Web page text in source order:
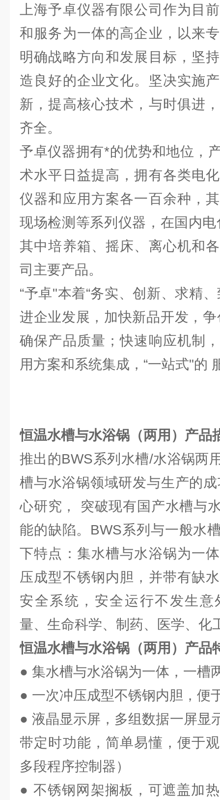
上海予卓仪器有限公司作为目
和服务为一体的高企业，以来
明确战略方向和发展目标，坚
造良好的企业文化。坚决实施
新，提高核心技术，与时俱进
齐全。
予卓仪器拥有*的优势和地位，
术水平日益提高，拥有各类电
仪器和应用方案各一百余种，
现场检测等系列仪器，在国内
其中培养箱、摇床、离心机和
司主要产品。
“予卓"本着“务实、创新、求精
进企业发展，加快新品开发，
确保产品质量；快速响应机制
用方案和系统集成，“一站式"的
恒温水槽与水浴锅（两用）产品
推出的BWS系列水槽/水浴锅两
槽与水浴锅领域研发与生产的
心研究， 突破现有国产水槽与
能的缺陷。BWS系列与一般水
下特点：集水槽与水浴锅为一
压成型不锈钢内胆，并带有缺
安全系统，安全运行不发生
量、生命科学、制药、医学、化
恒温水槽与水浴锅（两用）产品
● 集水槽与水浴锅为一体，一槽
● 一次冲压成型不锈钢内胆，便
● 液晶显示屏，多组数据一屏显
带定时功能，简单易懂，便于
多段程序控制器）
● 不锈钢网架搁板，可遮盖加